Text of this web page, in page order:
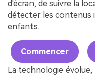
d'écran, de suivre la
détecter les contenus
enfants.
Commencer
La technologie